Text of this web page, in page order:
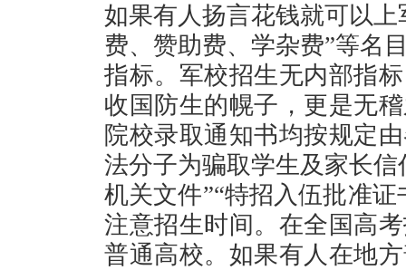
如果有人扬言花钱就可以
费、赞助费、学杂费”等名
指标。军校招生无内部指
收国防生的幌子，更是无
院校录取通知书均按规定
法分子为骗取学生及家长
机关文件”“特招入伍批准
注意招生时间。在全国高
普通高校。如果有人在地